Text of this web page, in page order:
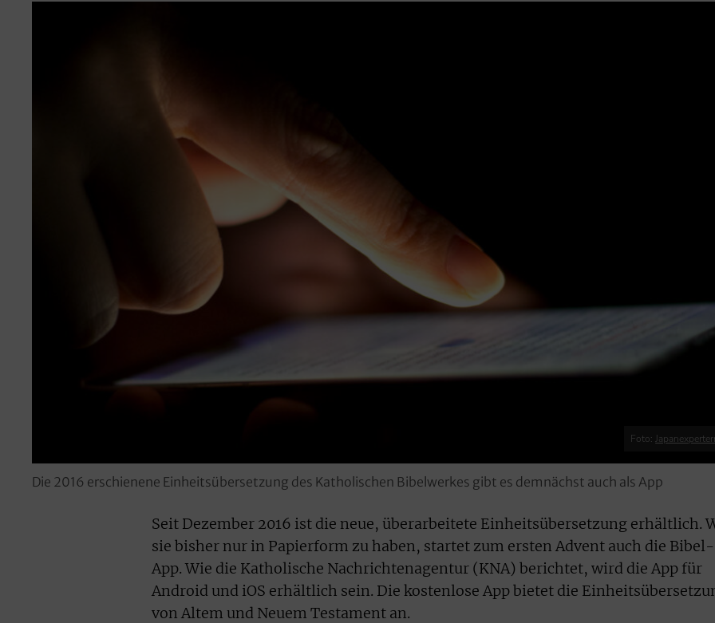
Foto:
Die 2016 erschienene Einheitsübersetzung des Katholischen Bibelwerkes gibt es demnächst auch als App
Seit Dezember 2016 ist die neue, überarbeitete Einheitsübersetzung erhältlich.
sie bisher nur in Papierform zu haben, startet zum ersten Advent auch die Bibel-
App. Wie die Katholische Nachrichtenagentur (KNA) berichtet, wird die App für
Android und iOS erhältlich sein. Die kostenlose App bietet die
von Altem und Neuem Testament an.